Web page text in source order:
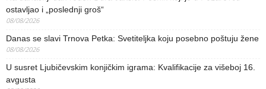
ostavljao i „poslednji groš“
08/08/2026
Danas se slavi Trnova Petka: Svetiteljka koju posebno poštuju žene
08/08/2026
U susret Ljubičevskim konjičkim igrama: Kvalifikacije za višeboj 16.
avgusta